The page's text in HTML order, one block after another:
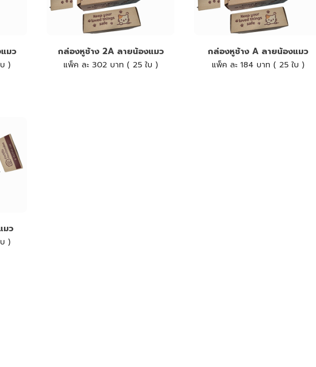
มว
)
กล่องหูช้าง 2A ลายน้องแมว
แพ็ค ละ 302 บาท ( 25 ใบ )
กล่องหูช้าง A ลายน้องแมว
แพ็ค ละ 184 บาท ( 25 ใบ )
มว
)